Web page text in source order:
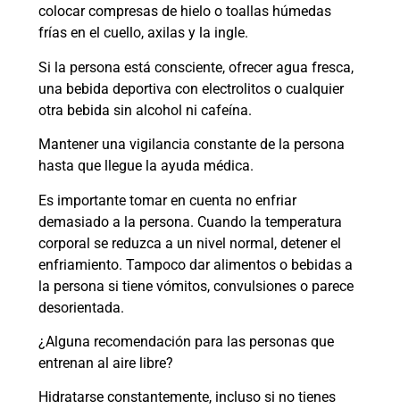
colocar compresas de hielo o toallas húmedas
frías en el cuello, axilas y la ingle.
Si la persona está consciente, ofrecer agua fresca,
una bebida deportiva con electrolitos o cualquier
otra bebida sin alcohol ni cafeína.
Mantener una vigilancia constante de la persona
hasta que llegue la ayuda médica.
Es importante tomar en cuenta no enfriar
demasiado a la persona. Cuando la temperatura
corporal se reduzca a un nivel normal, detener el
enfriamiento. Tampoco dar alimentos o bebidas a
la persona si tiene vómitos, convulsiones o parece
desorientada.
¿Alguna recomendación para las personas que
entrenan al aire libre?
Hidratarse constantemente, incluso si no tienes